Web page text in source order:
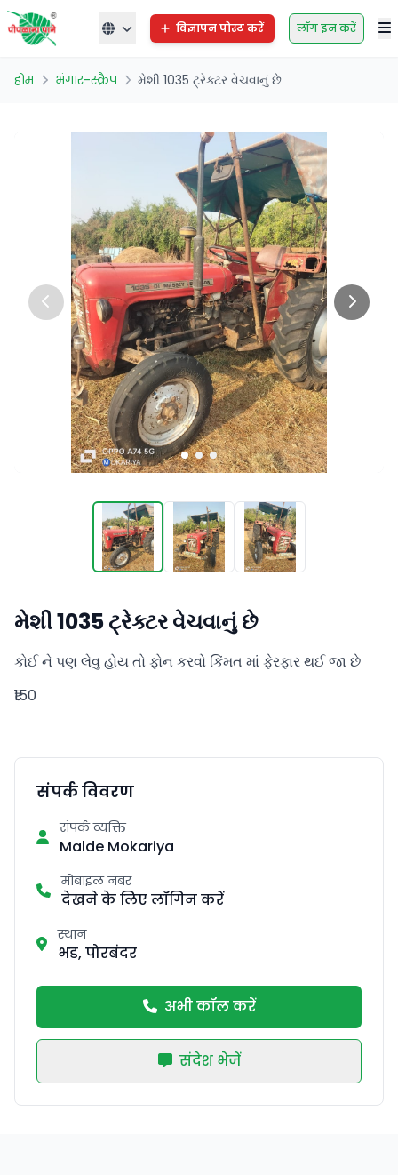
विज्ञापन पोस्ट करें लॉग इन करें
होम भंगार-स्क्रैप મેશી 1035 ટ્રેક્ટર વેચવાનું છે
મેશી 1035 ટ્રેક્ટર વેચવાનું છે
કોઈ ને પણ લેવુ હોય તો ફોન કરવો કિંમત માં ફેરફાર થઈ જા છે
₹150
संपर्क विवरण
संपर्क व्यक्ति
Malde Mokariya
मोबाइल नंबर
देखने के लिए लॉगिन करें
स्थान
भड, पोरबंदर
अभी कॉल करें
संदेश भेजें